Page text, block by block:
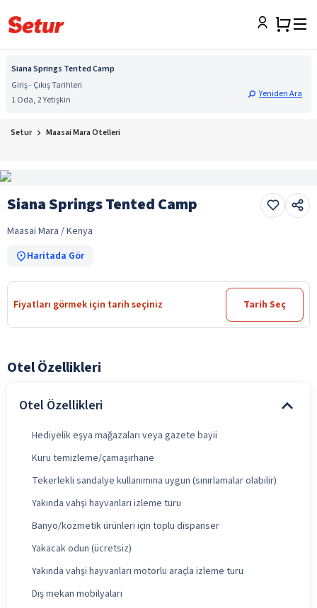
Siana Springs Tented Camp
Giriş - Çıkış Tarihleri
1 Oda, 2 Yetişkin
Yeniden Ara
Setur Maasai Mara Otelleri
Siana Springs Tented Camp
Maasai Mara / Kenya
Haritada Gör
Fiyatları görmek için tarih seçiniz Tarih Seç
Otel Özellikleri
Otel Özellikleri
Hediyelik eşya mağazaları veya gazete bayii
Kuru temizleme/çamaşırhane
Tekerlekli sandalye kullanımına uygun (sınırlamalar olabilir)
Yakında vahşi hayvanları izleme turu
Banyo/kozmetik ürünleri için toplu dispanser
Yakacak odun (ücretsiz)
Yakında vahşi hayvanları motorlu araçla izleme turu
Dış mekan mobilyaları